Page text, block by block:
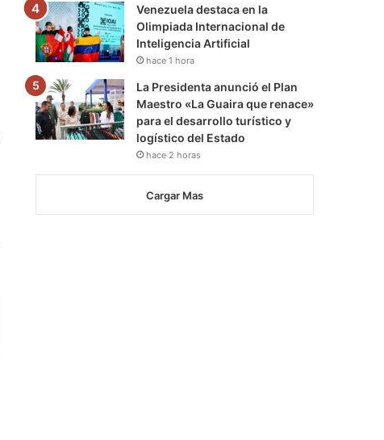
Venezuela destaca en la
Olimpiada Internacional de
Inteligencia Artificial
hace 1 hora
La Presidenta anunció el Plan
Maestro «La Guaira que renace»
para el desarrollo turístico y
logístico del Estado
hace 2 horas
Cargar Mas